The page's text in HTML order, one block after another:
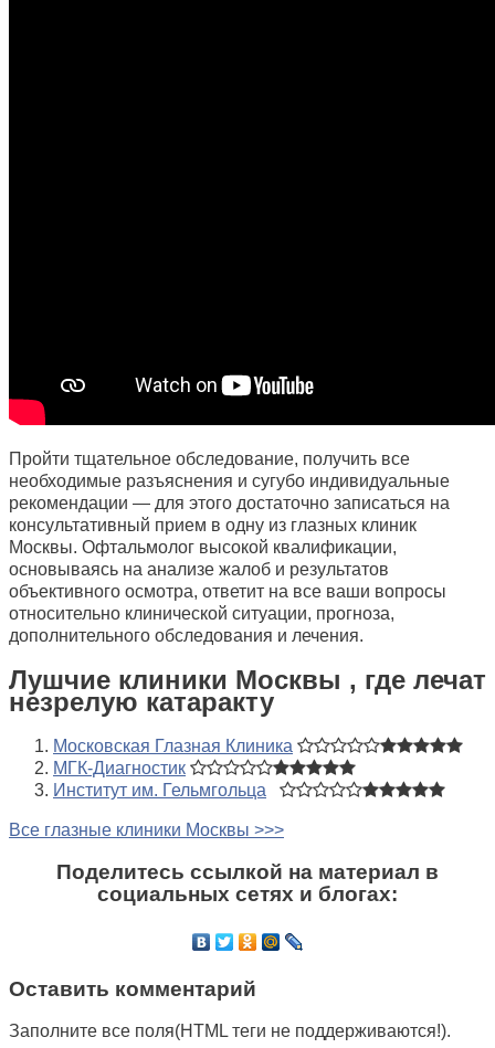
Пройти тщательное обследование, получить все
необходимые разъяснения и сугубо индивидуальные
рекомендации — для этого достаточно записаться на
консультативный прием в одну из глазных клиник
Москвы. Офтальмолог высокой квалификации,
основываясь на анализе жалоб и результатов
объективного осмотра, ответит на все ваши вопросы
относительно клинической ситуации, прогноза,
дополнительного обследования и лечения.
Лушчие клиники Москвы , где лечат
незрелую катаракту
Московская Глазная Клиника
МГК-Диагностик
Институт им. Гельмгольца
Все глазные клиники Москвы >>>
Поделитесь ссылкой на материал в
социальных сетях и блогах:
Оставить комментарий
Заполните все поля(HTML теги не поддерживаются!).